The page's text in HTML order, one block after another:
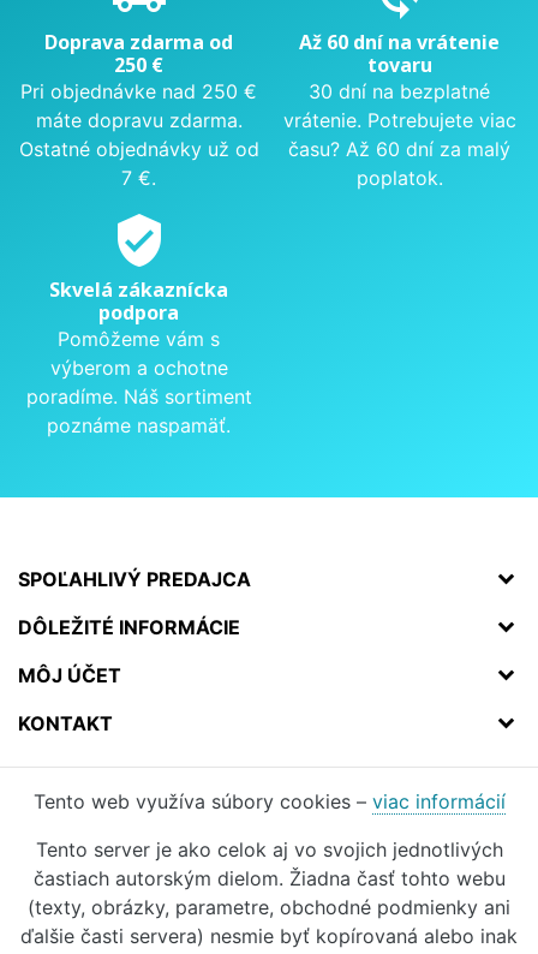
Doprava zdarma od
250 €
Pri objednávke nad 250 €
máte dopravu zdarma.
Ostatné objednávky už od
7 €.
Až 60 dní na vrátenie
tovaru
30 dní na bezplatné
vrátenie. Potrebujete viac
času? Až 60 dní za malý
poplatok.
verified_user
Skvelá zákaznícka
podpora
Pomôžeme vám s
výberom a ochotne
poradíme. Náš sortiment
poznáme naspamäť.
SPOĽAHLIVÝ PREDAJCA
DÔLEŽITÉ INFORMÁCIE
MÔJ ÚČET
KONTAKT
Tento web využíva súbory cookies – viac informácií
Tento server je ako celok aj vo svojich jednotlivých
častiach autorským dielom. Žiadna časť tohto webu
(texty, obrázky, parametre, obchodné podmienky ani
ďalšie časti servera) nesmie byť kopírovaná alebo inak